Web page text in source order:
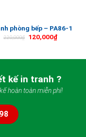
phòng bếp – PA86-1
220,000₫ 120,000₫
kế in tranh ?
hoàn toàn miễn phí!